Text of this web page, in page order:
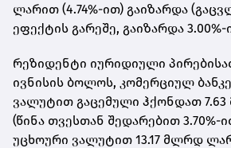
ლარით (4.74%-ით) გაიზარდა
ეფექტის გარეშე, გაიზარდა 3.00%-
რეზიდენტი იურიდიული
ივნისის ბოლოს, კომერციულ
ვალუტით გაცემული ჰქონდათ
(წინა თვესთან შედარებით
უცხოური ვალუტით 13.17 მლრდ